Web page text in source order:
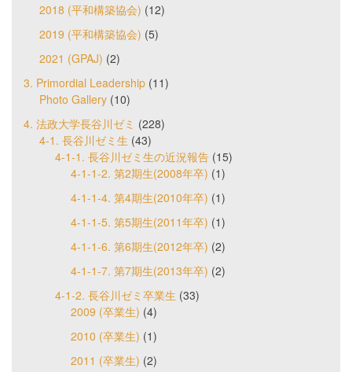
2018 (平和構築協会) (12)
2019 (平和構築協会) (5)
2021 (GPAJ) (2)
3. Primordial Leadership (11)
Photo Gallery (10)
4. 法政大学長谷川ゼミ (228)
4-1. 長谷川ゼミ生 (43)
4-1-1. 長谷川ゼミ生の近況報告 (15)
4-1-1-2. 第2期生(2008年卒) (1)
4-1-1-4. 第4期生(2010年卒) (1)
4-1-1-5. 第5期生(2011年卒) (1)
4-1-1-6. 第6期生(2012年卒) (2)
4-1-1-7. 第7期生(2013年卒) (2)
4-1-2. 長谷川ゼミ卒業生 (33)
2009 (卒業生) (4)
2010 (卒業生) (1)
2011 (卒業生) (2)